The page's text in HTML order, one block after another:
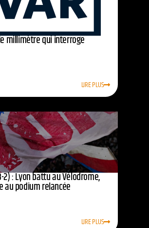
le millimètre qui interroge
LIRE PLUS
2) : Lyon battu au Vélodrome,
au podium relancée
LIRE PLUS